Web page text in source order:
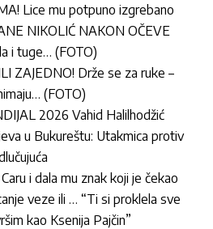
Lice mu potpuno izgrebano
NIKOLIĆ NAKON OČEVE
i tuge… (FOTO)
ZAJEDNO! Drže se za ruke –
(FOTO)
2026 Vahid Halilhodžić
u Bukureštu: Utakmica protiv
i dala mu znak koji je čekao
veze ili … “Ti si proklela sve
kao Ksenija Pajčin”